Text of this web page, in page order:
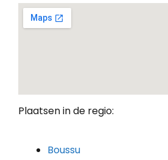
Plaatsen in de regio:
Boussu